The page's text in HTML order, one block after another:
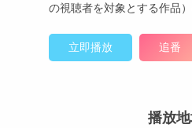
の視聴者を対象とする作品
立即播放 追番
播放